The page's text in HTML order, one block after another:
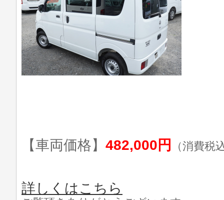
【車両価格】 482,000円 （消費税
詳しくはこちら